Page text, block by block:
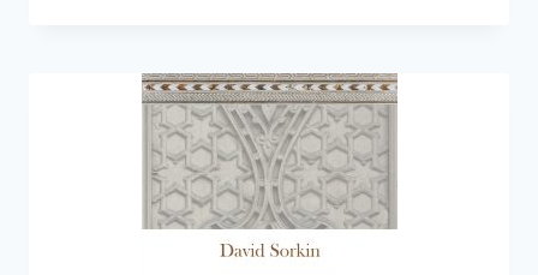
ORADEA”